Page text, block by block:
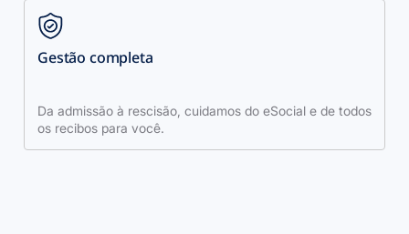
Gestão completa
Da admissão à rescisão, cuidamos do eSocial e de todos
os recibos para você.